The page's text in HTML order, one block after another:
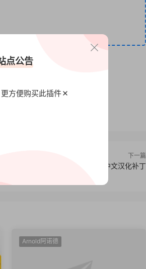
下一篇
Octane Renderer 3.06 渲染器中文汉化补丁
Arnold阿诺德
点公告
方便购买此插件